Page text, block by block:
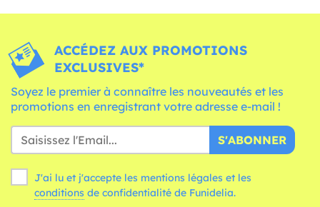
ACCÉDEZ AUX PROMOTIONS
EXCLUSIVES*
Soyez le premier à connaître les nouveautés et les
promotions en enregistrant votre adresse e-mail !
S'ABONNER
J'ai lu et j'accepte les mentions légales et les
conditions de confidentialité de Funidelia.